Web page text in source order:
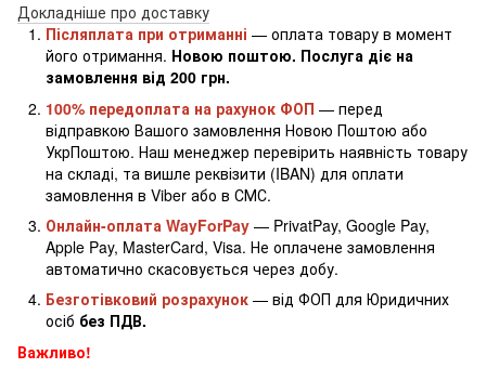
Докладніше про доставку
Післяплата при отриманні — оплата товару в момент
його отримання. Новою поштою. Послуга діє на
замовлення від 200 грн.
100% передоплата на рахунок ФОП — перед
відправкою Вашого замовлення Новою Поштою або
УкрПоштою. Наш менеджер перевірить наявність товару
на складі, та вишле реквізити (IBAN) для оплати
замовлення в Viber або в СМС.
Онлайн-оплата WayForPay — PrivatPay, Google Pay,
Apple Pay, MasterCard, Visa. Не оплачене замовлення
автоматично скасовується через добу.
Безготівковий розрахунок — від ФОП для Юридичних
осіб без ПДВ.
Важливо!